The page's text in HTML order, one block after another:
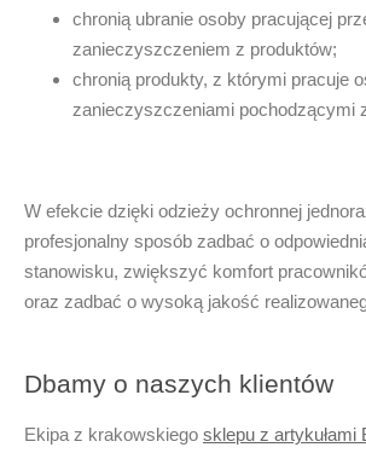
chronią ubranie osoby pracującej
zanieczyszczeniem z produktów;
chronią produkty, z którymi pracuje
zanieczyszczeniami pochodzącymi
W efekcie dzięki odzieży ochronnej
profesjonalny sposób zadbać o
stanowisku, zwiększyć komfort
oraz zadbać o wysoką jakość
Dbamy o naszych klientów
Ekipa z krakowskiego sklepu z artykułami